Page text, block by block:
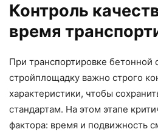
Контроль
время
При транспортировке бетонной
стройплощадку важно строго
характеристики, чтобы
стандартам. На этом этапе
фактора: время и подвижность